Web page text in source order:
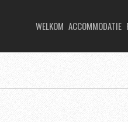
WELKOM ACCOMMODATIE